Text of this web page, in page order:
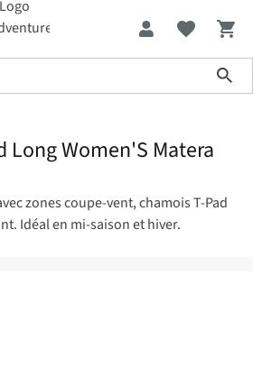
Long Women'S Matera
zones coupe-vent, chamois T-Pad
Idéal en mi-saison et hiver.